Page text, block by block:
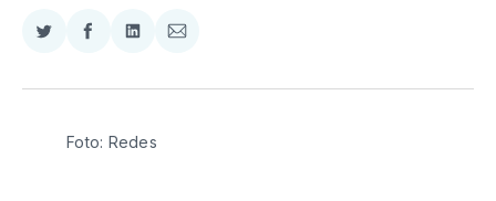
Compartir
Twitter
Compartir
Facebook
Compartir
LinkedIn
Compartir
Email
Foto: Redes